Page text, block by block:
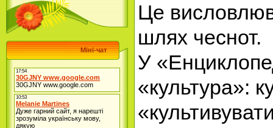
Міні-чат
Це
шлях чеснот.
У
«культура»: